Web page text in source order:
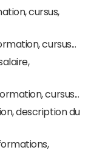
cursus,
cursus...
cursus...
description du